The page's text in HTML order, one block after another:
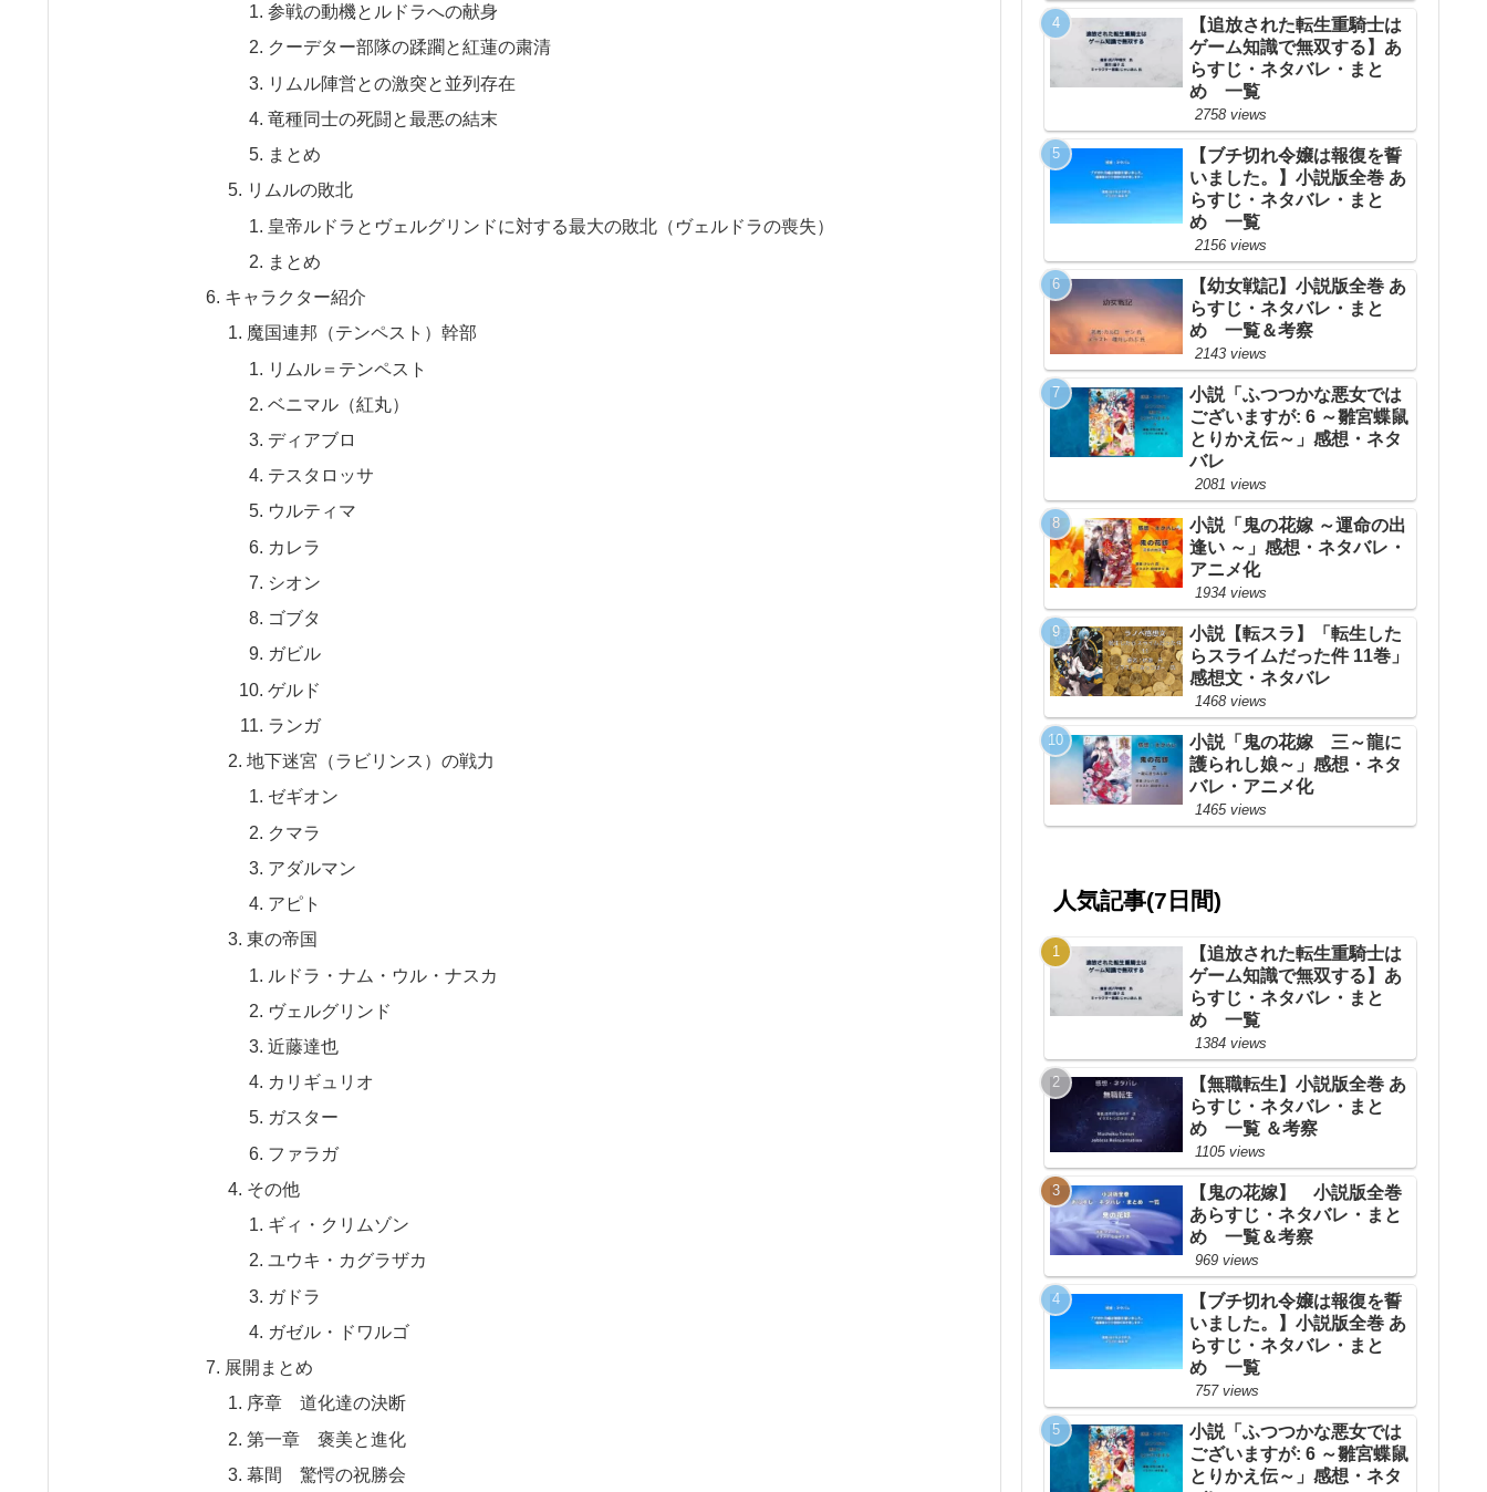
参戦の動機とルドラへの献身
クーデター部隊の蹂躙と紅蓮の粛清
リムル陣営との激突と並列存在
竜種同士の死闘と最悪の結末
まとめ
リムルの敗北
皇帝ルドラとヴェルグリンドに対する最大の敗北（ヴェルドラの喪失）
まとめ
キャラクター紹介
魔国連邦（テンペスト）幹部
リムル＝テンペスト
ベニマル（紅丸）
ディアブロ
テスタロッサ
ウルティマ
カレラ
シオン
ゴブタ
ガビル
ゲルド
ランガ
地下迷宮（ラビリンス）の戦力
ゼギオン
クマラ
アダルマン
アピト
東の帝国
ルドラ・ナム・ウル・ナスカ
ヴェルグリンド
近藤達也
カリギュリオ
ガスター
ファラガ
その他
ギィ・クリムゾン
ユウキ・カグラザカ
ガドラ
ガゼル・ドワルゴ
展開まとめ
序章 道化達の決断
第一章 褒美と進化
幕間 驚愕の祝勝会
【追放された転生重騎士は
ゲーム知識で無双する】あ
らすじ・ネタバレ・まと
め 一覧
2758 views
【ブチ切れ令嬢は報復を誓
いました。】小説版全巻 あ
らすじ・ネタバレ・まと
め 一覧
2156 views
【幼女戦記】小説版全巻 あ
らすじ・ネタバレ・まと
め 一覧＆考察
2143 views
小説「ふつつかな悪女では
ございますが: 6 ～雛宮蝶鼠
とりかえ伝～」感想・ネタ
バレ
2081 views
小説「鬼の花嫁 ～運命の出
逢い ～」感想・ネタバレ・
アニメ化
1934 views
小説【転スラ】「転生した
らスライムだった件 11巻」
感想文・ネタバレ
1468 views
小説「鬼の花嫁 三～龍に
護られし娘～」感想・ネタ
バレ・アニメ化
1465 views
人気記事(7日間)
【追放された転生重騎士は
ゲーム知識で無双する】あ
らすじ・ネタバレ・まと
め 一覧
1384 views
【無職転生】小説版全巻 あ
らすじ・ネタバレ・まと
め 一覧 ＆考察
1105 views
【鬼の花嫁】 小説版全巻
あらすじ・ネタバレ・まと
め 一覧＆考察
969 views
【ブチ切れ令嬢は報復を誓
いました。】小説版全巻 あ
らすじ・ネタバレ・まと
め 一覧
757 views
小説「ふつつかな悪女では
ございますが: 6 ～雛宮蝶鼠
とりかえ伝～」感想・ネタ